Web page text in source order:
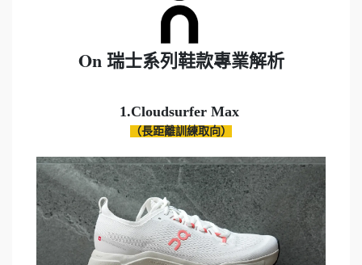
On 瑞士系列鞋款專業解析
（長距離訓練取向）